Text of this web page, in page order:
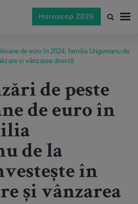
Horoscop 2026
de euro în 2024, familia Ungureanu de
și vânzarea directă
de peste
de euro în
de la
în
și vânzarea